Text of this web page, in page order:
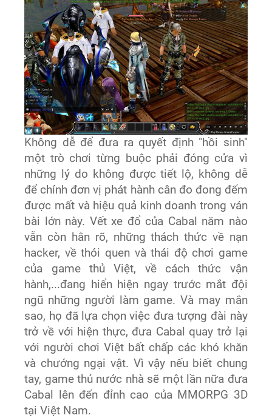
Không dễ để đưa ra quyết định "hồi sinh"
một trò chơi từng buộc phải đóng cửa vì
những lý do không được tiết lộ, không dễ
để chính đơn vị phát hành cân đo đong đếm
được mất và hiệu quả kinh doanh trong ván
bài lớn này. Vết xe đổ của Cabal năm nào
vẫn còn hằn rõ, những thách thức về nạn
hacker, về thói quen và thái độ chơi game
của game thủ Việt, về cách thức vận
hành,...đang hiển hiện ngay trước mắt đội
ngũ những người làm game. Và may mắn
sao, họ đã lựa chọn việc đưa tượng đài này
trở về với hiện thực, đưa Cabal quay trở lại
với người chơi Việt bất chấp các khó khăn
và chướng ngại vật. Vì vậy nếu biết chung
tay, game thủ nước nhà sẽ một lần nữa đưa
Cabal lên đến đỉnh cao của MMORPG 3D
tại Việt Nam.